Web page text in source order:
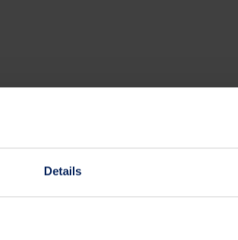
Details